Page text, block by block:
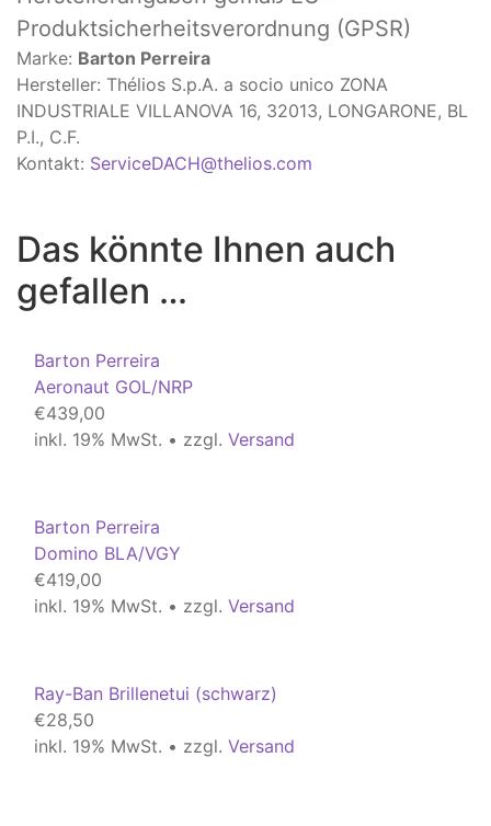
Produktsicherheitsverordnung (GPSR)
Marke: Barton Perreira
Hersteller: Thélios S.p.A. a socio unico ZONA
INDUSTRIALE VILLANOVA 16, 32013, LONGARONE, BL
P.I., C.F.
Kontakt: ServiceDACH@thelios.com
Das könnte Ihnen auch
gefallen …
Barton Perreira
Aeronaut GOL/NRP
€439,00
inkl. 19% MwSt. • zzgl. Versand
Barton Perreira
Domino BLA/VGY
€419,00
inkl. 19% MwSt. • zzgl. Versand
Ray-Ban Brillenetui (schwarz)
€28,50
inkl. 19% MwSt. • zzgl. Versand